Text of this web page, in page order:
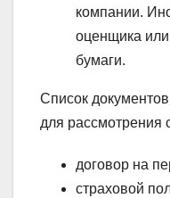
компании.
оценщика
бумаги.
Список
для рассмотрения
договор на
страховой